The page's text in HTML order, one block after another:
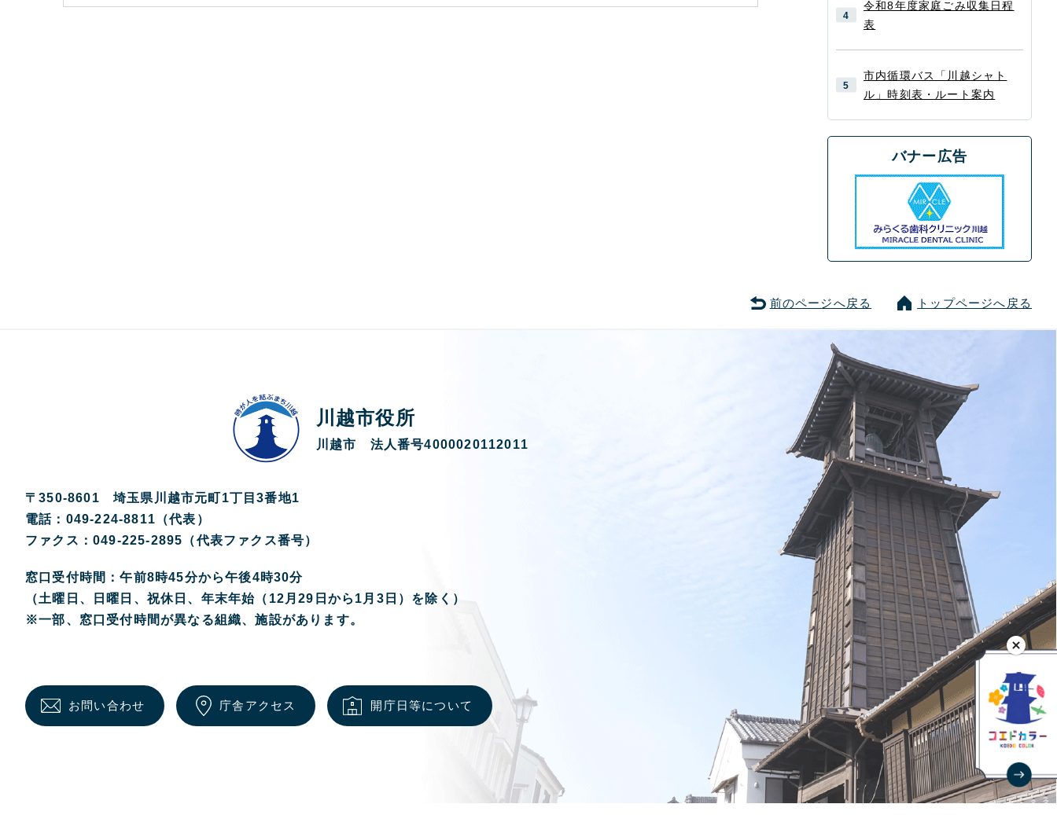
令和8年度家庭ごみ収集日程
表
市内循環バス「川越シャト
ル」時刻表・ルート案内
バナー広告
前のページへ戻る トップページへ戻る
川越市役所
川越市 法人番号4000020112011
〒350-8601 埼玉県川越市元町1丁目3番地1
電話：049-224-8811（代表）
ファクス：049-225-2895（代表ファクス番号）
窓口受付時間：午前8時45分から午後4時30分
（土曜日、日曜日、祝休日、年末年始（12月29日から1月3日）を除く）
※一部、窓口受付時間が異なる組織、施設があります。
お問い合わせ 庁舎アクセス 開庁日等について